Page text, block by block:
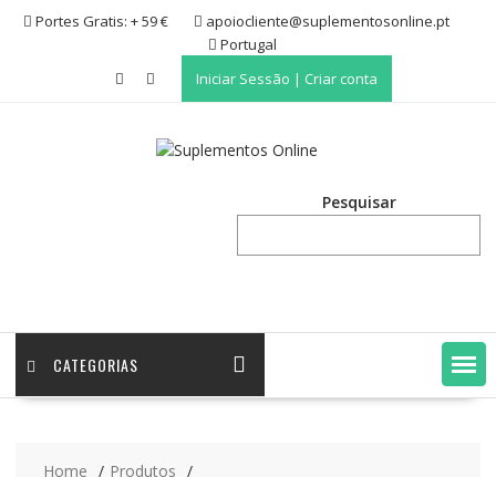
Skip Portes Gratis: + 59 €
apoiocliente@suplementosonline.pt
Portugal
Iniciar Sessão | Criar conta
Pesquisar
CATEGORIAS
Home
Produtos